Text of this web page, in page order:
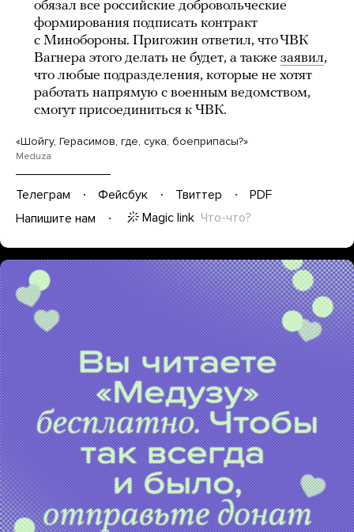
обязал все российские добровольческие
формирования подписать контракт
с Минобороны. Пригожин ответил, что ЧВК
Вагнера этого делать не будет, а также заявил,
что любые подразделения, которые не хотят
работать напрямую с военным ведомством,
смогут присоединиться к ЧВК.
«Шойгу, Герасимов, где, сука, боеприпасы?»
Meduza
Телеграм Фейсбук Твиттер
PDF
Напишите нам
Magic link Что-что?